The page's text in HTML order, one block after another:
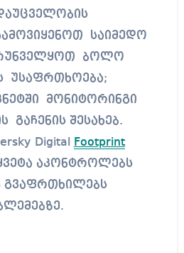
საიმედო
ბოლო
უსაფრთხოება;
მონიტორინგი
გაჩენის შესახებ.
Digital
Footprint
აკონტროლებს
გვაფრთხილებს